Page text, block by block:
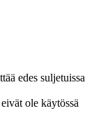
edes suljetuissa
ole käytössä